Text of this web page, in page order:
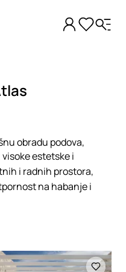
obradu podova,
estetske i
i radnih prostora,
na habanje i